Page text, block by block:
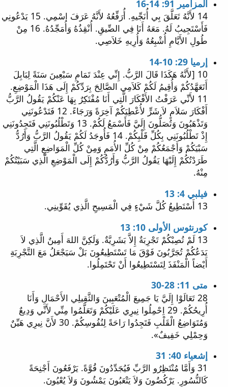
المزامير 91: 14-16
14 لأَنَّهُ تَعَلَّقَ بِي أُنَجِّيهِ. أُرَفِّعُهُ لأَنَّهُ عَرَفَ اسْمِي. 15 يَدْعُونِي
فَأَسْتَجِيبُ لَهُ. مَعَهُ أَنَا فِي الضِّيقِ. أُنْقِذُهُ وَأُمَجِّدُهُ. 16 مِنْ
طُولِ الأَيَّامِ أُشْبِعُهُ وَأُرِيهِ خَلاَصِي.
إرميا 29: 10-14
10 [لأَنَّهُ هَكَذَا قَالَ الرَّبُّ. إِنِّي عِنْدَ تَمَامِ سَبْعِينَ سَنَةً لِبَابِلَ
أَتَعَهَّدُكُمْ وَأُقِيمُ لَكُمْ كَلاَمِي الصَّالِحَ بِرَدِّكُمْ إِلَى هَذَا الْمَوْضِعِ.
11 لأَنِّي عَرَفْتُ الأَفْكَارَ الَّتِي أَنَا مُفْتَكِرٌ بِهَا عَنْكُمْ يَقُولُ الرَّبُّ
أَفْكَارَ سَلاَمٍ لاَ شَرٍّ لأُعْطِيَكُمْ آخِرَةً وَرَجَاءً. 12 فَتَدْعُونَنِي
وَتَذْهَبُونَ وَتُصَلُّونَ إِلَيَّ فَأَسْمَعُ لَكُمْ. 13 وَتَطْلُبُونَنِي فَتَجِدُونَنِي
إِذْ تَطْلُبُونَنِي بِكُلِّ قَلْبِكُمْ. 14 فَأُوجَدُ لَكُمْ يَقُولُ الرَّبُّ وَأَرُدُّ
سَبْيَكُمْ وَأَجْمَعُكُمْ مِنْ كُلِّ الأُمَمِ وَمِنْ كُلِّ الْمَوَاضِعِ الَّتِي
طَرَدْتُكُمْ إِلَيْهَا يَقُولُ الرَّبُّ وَأَرُدُّكُمْ إِلَى الْمَوْضِعِ الَّذِي سَبَيْتُكُمْ
مِنْهُ.
فيلبي 4: 13
13 أَسْتَطِيعُ كُلَّ شَيْءٍ فِي الْمَسِيحِ الَّذِي يُقَوِّينِي.
كورنثوس الأولى 10: 13
13 لَمْ تُصِبْكُمْ تَجْرِبَةٌ إِلاَّ بَشَرِيَّةٌ. وَلَكِنَّ اللهَ أَمِينٌ الَّذِي لاَ
يَدَعُكُمْ تُجَرَّبُونَ فَوْقَ مَا تَسْتَطِيعُونَ بَلْ سَيَجْعَلُ مَعَ التَّجْرِبَةِ
أَيْضاً الْمَنْفَذَ لِتَسْتَطِيعُوا أَنْ تَحْتَمِلُوا.
متى 11: 28-30
28 تَعَالَوْا إِلَيَّ يَا جَمِيعَ الْمُتْعَبِينَ وَالثَّقِيلِي الأَحْمَالِ وَأَنَا
أُرِيحُكُمْ. 29 اِحْمِلُوا نِيرِي عَلَيْكُمْ وَتَعَلَّمُوا مِنِّي لأَنِّي وَدِيعٌ
وَمُتَوَاضِعُ الْقَلْبِ فَتَجِدُوا رَاحَةً لِنُفُوسِكُمْ. 30 لأَنَّ نِيرِي هَيِّنٌ
وَحِمْلِي خَفِيفٌ».
إشعياء 40: 31
31 وَأَمَّا مُنْتَظِرُو الرَّبِّ فَيُجَدِّدُونَ قُوَّةً. يَرْفَعُونَ أَجْنِحَةً
كَالنُّسُورِ. يَرْكُضُونَ وَلاَ يَتْعَبُونَ يَمْشُونَ وَلاَ يُعْيُونَ.